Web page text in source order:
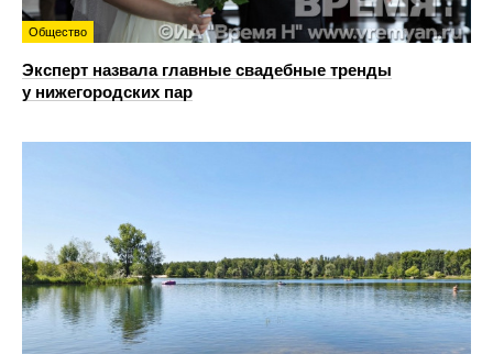
Общество
Эксперт назвала главные свадебные тренды
у нижегородских пар